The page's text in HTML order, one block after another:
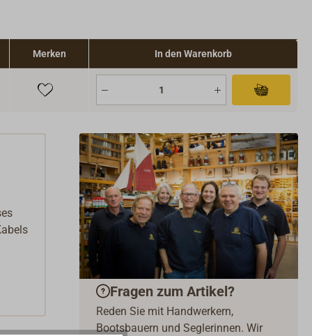
Merken In den Warenkorb
Fragen zum Artikel?
Reden Sie mit Handwerkern,
Bootsbauern und Seglerinnen. Wir